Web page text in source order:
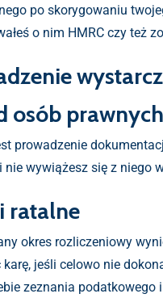
po skorygowaniu
o nim HMRC czy też
osób prawnych
prowadzenie
wywiążesz się z niego
ratalne
okres rozliczeniowy
jeśli celowo nie
zeznania podatkowego